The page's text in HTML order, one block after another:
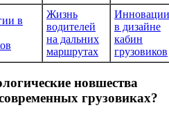
в
Жизнь
водителей
на дальних
маршрутах
Инновации
в дизайне
кабин
грузовиков
новшества
грузовиках?